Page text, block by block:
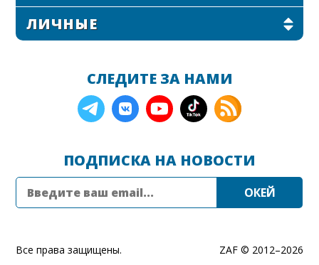
ЛИЧНЫЕ
СЛЕДИТЕ ЗА НАМИ
ПОДПИСКА НА НОВОСТИ
ZAF © 2012–2026
Все права защищены.